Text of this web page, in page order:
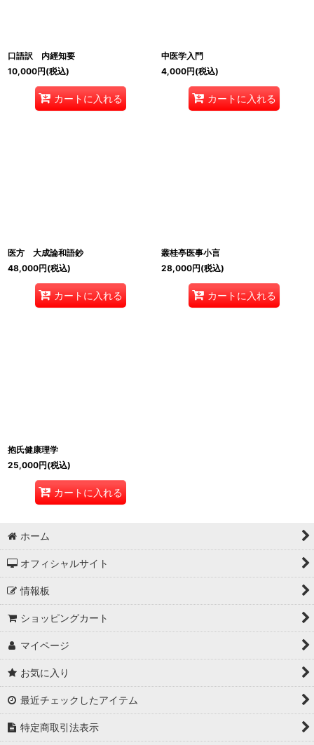
口語訳 内經知要
10,000円(税込)
カートに入れる
中医学入門
4,000円(税込)
カートに入れる
医方 大成論和語鈔
48,000円(税込)
カートに入れる
叢桂亭医事小言
28,000円(税込)
カートに入れる
抱氏健康理学
25,000円(税込)
カートに入れる
ホーム
オフィシャルサイト
情報板
ショッピングカート
マイページ
お気に入り
最近チェックしたアイテム
特定商取引法表示